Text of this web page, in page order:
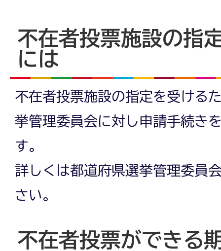
不在者投票施設の指
には
不在者投票施設の指定を受ける
挙管理委員会に対し申請手続き
す。
詳しくは都道府県選挙管理委員
さい。
不在者投票ができる